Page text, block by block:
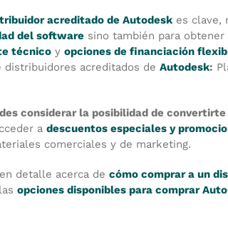
acreditado de Autodesk es clave,
del software sino también para
técnico y opciones de financiación
acreditados de Autodesk:
considerar la posibilidad de convertirte
a descuentos especiales y
comerciales y de marketing.
detalle acerca de cómo comprar a un
opciones disponibles para comprar